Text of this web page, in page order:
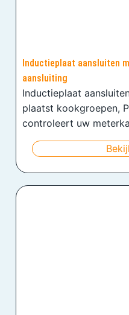
Inductieplaat aansluiten
aansluiting
Inductieplaat
plaatst kookgroepen,
controleert uw